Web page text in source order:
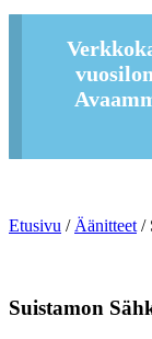
Etusivu /Äänitteet/
Suistamon